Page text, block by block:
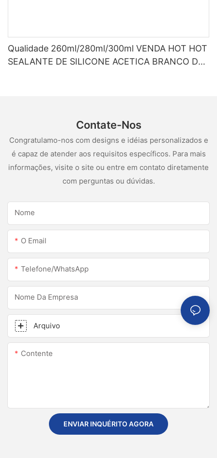
Qualidade 260ml/280ml/300ml VENDA HOT HOT
SEALANTE DE SILICONE ACETICA BRANCO DE
Contate-Nos
Congratulamo-nos com designs e idéias personalizados e
é capaz de atender aos requisitos específicos. Para mais
informações, visite o site ou entre em contato diretamente
com perguntas ou dúvidas.
Nome
O Email
Telefone/WhatsApp
Nome Da Empresa
Arquivo
Contente
ENVIAR INQUÉRITO AGORA